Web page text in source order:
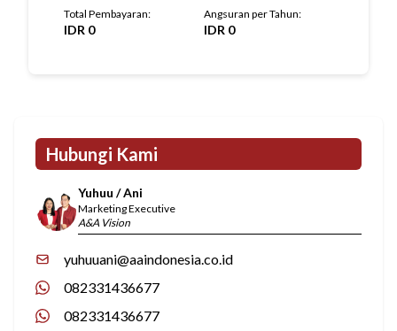
Total Pembayaran:
IDR 0
Angsuran per Tahun:
IDR 0
Hubungi Kami
Yuhuu / Ani
Marketing Executive
A&A Vision
yuhuuani@aaindonesia.co.id
082331436677
082331436677